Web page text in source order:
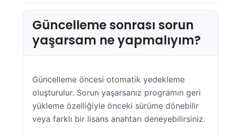
Güncelleme sonrası sorun
yaşarsam ne yapmalıyım?
Güncelleme öncesi otomatik yedekleme
oluşturulur. Sorun yaşarsanız programın geri
yükleme özelliğiyle önceki sürüme dönebilir
veya farklı bir lisans anahtarı deneyebilirsiniz.